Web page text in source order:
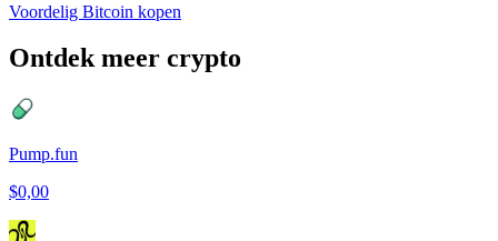
Voordelig Bitcoin kopen
Ontdek meer crypto
Pump.fun
$0,00